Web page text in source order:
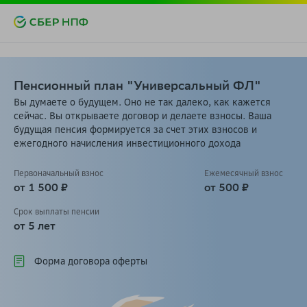
Пенсионный план "Универсальный ФЛ"
Вы думаете о будущем. Оно не так далеко, как кажется
сейчас. Вы открываете договор и делаете взносы. Ваша
будущая пенсия формируется за счет этих взносов и
ежегодного начисления инвестиционного дохода
от 1 500 ₽
Первоначальный взнос
от 500 ₽
Ежемесячный взнос
от 5 лет
Срок выплаты пенсии
Форма договора оферты